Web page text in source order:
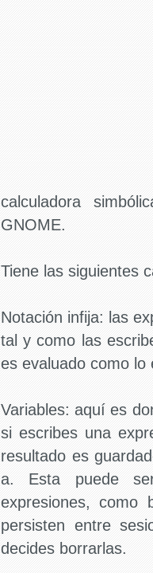
calculadora
GNOME.
Tiene las siguientes
Notación infija: las
tal y como las
es evaluado como lo
Variables: aquí es
si escribes una
resultado es
a. Esta puede
expresiones, como
persisten entre
decides borrarlas.